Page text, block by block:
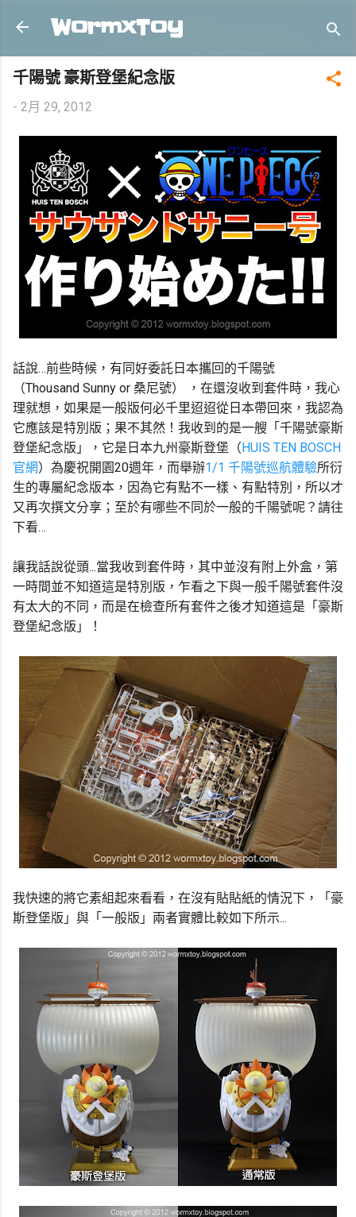
跳到主要內容
WormxToy
千陽號 豪斯登堡紀念版
- 2月 29, 2012
話說…前些時候，有同好委託日本攜回的千陽號
（Thousand Sunny or 桑尼號） ，在還沒收到套件時，我心
理就想，如果是一般版何必千里迢迢從日本帶回來，我認為
它應該是特別版；果不其然！我收到的是一艘「千陽號豪斯
登堡紀念版」，它是日本九州豪斯登堡（HUIS TEN BOSCH
官網）為慶祝開園20週年，而舉辦1/1 千陽號巡航體驗所衍
生的專屬紀念版本，因為它有點不一樣、有點特別，所以才
又再次撰文分享；至於有哪些不同於一般的千陽號呢？請往
下看…
讓我話說從頭...當我收到套件時，其中並沒有附上外盒，第
一時間並不知道這是特別版，乍看之下與一般千陽號套件沒
有太大的不同，而是在檢查所有套件之後才知道這是「豪斯
登堡紀念版」！
我快速的將它素組起來看看，在沒有貼貼紙的情況下，「豪
斯登堡版」與「一般版」兩者實體比較如下所示...